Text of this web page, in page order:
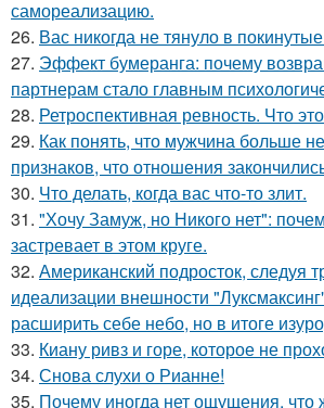
самореализацию.
26. Вас никогда не тянуло в
27. Эффект бумеранга: почему
партнерам стало главным
28. Ретроспективная ревность. Что
29. Как понять, что мужчина больше
признаков, что отношения
30. Что делать, когда вас что-то злит.
31. "Хочу Замуж, но Никого нет":
застревает в этом круге.
32. Американский подросток, следуя
идеализации внешности
расширить себе небо, но в итоге
33. Киану ривз и горе, которое не
34. Снова слухи о Рианне!
35. Почему иногда нет ощущения, что